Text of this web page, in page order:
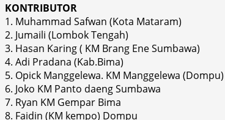
KONTRIBUTOR
1. Muhammad Safwan (Kota Mataram)
2. Jumaili (Lombok Tengah)
3. Hasan Karing ( KM Brang Ene Sumbawa)
4. Adi Pradana (Kab.Bima)
5. Opick Manggelewa. KM Manggelewa (Dompu)
6. Joko KM Panto daeng Sumbawa
7. Ryan KM Gempar Bima
8. Faidin (KM kempo) Dompu